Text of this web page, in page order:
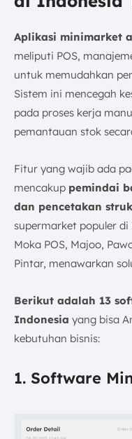
Aplikasi minimarket
meliputi POS,
untuk memudahkan
Sistem ini mencegah
pada proses kerja
pemantauan stok
Fitur yang wajib ada
mencakup pemindai
dan pencetakan
supermarket populer di
Moka POS, Majoo,
Pintar, menawarkan
Berikut adalah 13
Indonesia yang bisa
kebutuhan bisnis:
1. Software